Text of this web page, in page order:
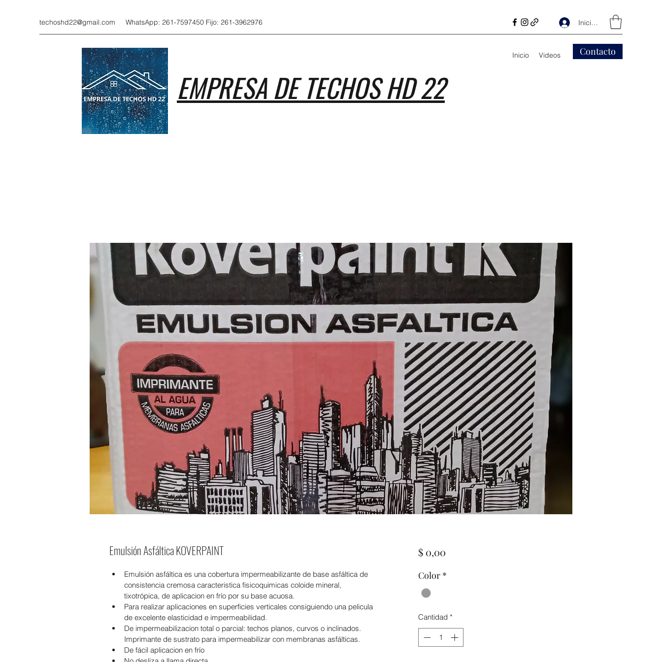
techoshd22@gmail.com WhatsApp: 261-7597450 Fijo: 261-3962976 Iniciar sesión
Inicio Videos Contacto
EMPRESA DE TECHOS HD 22
Emulsión Asfáltica KOVERPAINT
Emulsión asfáltica es una cobertura impermeabilizante de base asfáltica de
consistencia cremosa caracteristica fisicoquimicas coloide mineral,
tixotrópica, de aplicacion en frío por su base acuosa.
Para realizar aplicaciones en superficies verticales consiguiendo una pelicula
de excelente elasticidad e impermeabilidad.
De impermeabilizacion total o parcial: techos planos, curvos o inclinados.
Imprimante de sustrato para impermeabilizar con membranas asfálticas.
De fácil aplicacion en frío
$ 0,00Precio
Color *
Cantidad *